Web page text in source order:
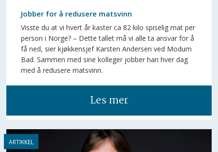
Jobber for å redusere matsvinn
Visste du at vi hvert år kaster ca 82 kilo spiselig mat per
person i Norge? – Dette tallet må vi alle ta ansvar for å
få ned, sier kjøkkensjef Karsten Andersen ved Modum
Bad. Sammen med sine kolleger jobber han hver dag
med å redusere matsvinn.
Les mer